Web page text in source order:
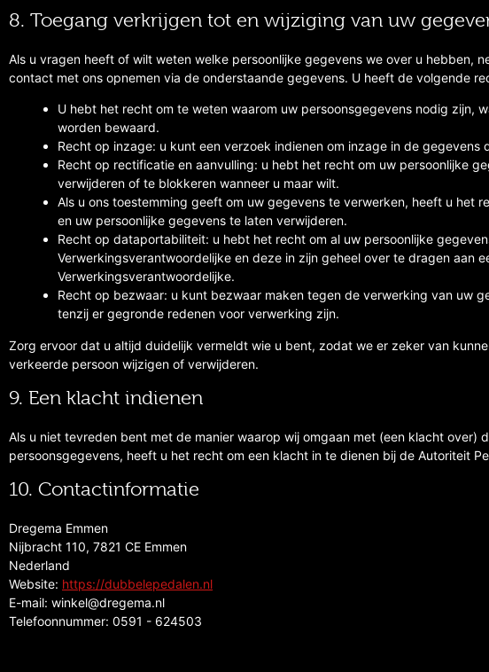
8. Toegang verkrijgen tot en wijziging van uw
Als u vragen heeft of wilt weten welke persoonlijke gegevens we over u hebben,
contact met ons opnemen via de onderstaande gegevens. U heeft de volgende
U hebt het recht om te weten waarom uw persoonsgegevens nodig zijn,
worden bewaard.
Recht op inzage: u kunt een verzoek indienen om inzage in de gegevens
Recht op rectificatie en aanvulling: u hebt het recht om uw persoonlijke
verwijderen of te blokkeren wanneer u maar wilt.
Als u ons toestemming geeft om uw gegevens te verwerken, heeft u het
en uw persoonlijke gegevens te laten verwijderen.
Recht op dataportabiliteit: u hebt het recht om al uw persoonlijke
Verwerkingsverantwoordelijke en deze in zijn geheel over te dragen aan
Verwerkingsverantwoordelijke.
Recht op bezwaar: u kunt bezwaar maken tegen de verwerking van uw
tenzij er gegronde redenen voor verwerking zijn.
Zorg ervoor dat u altijd duidelijk vermeldt wie u bent, zodat we er zeker van
verkeerde persoon wijzigen of verwijderen.
9. Een klacht indienen
Als u niet tevreden bent met de manier waarop wij omgaan met (een klacht over)
persoonsgegevens, heeft u het recht om een klacht in te dienen bij de Autoriteit
10. Contactinformatie
Dregema Emmen
Nijbracht 110, 7821 CE Emmen
Nederland
Website: https://dubbelepedalen.nl
E-mail: winkel@dregema.nl
Telefoonnummer: 0591 - 624503